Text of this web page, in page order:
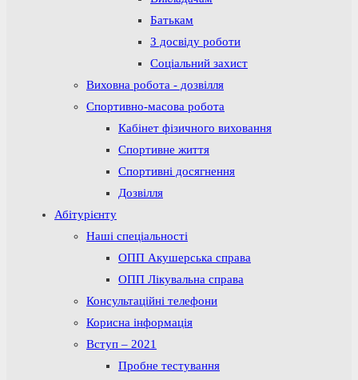
Батькам
З досвіду роботи
Соціальний захист
Виховна робота - дозвілля
Спортивно-масова робота
Кабінет фізичного виховання
Спортивне життя
Спортивні досягнення
Дозвілля
Абітурієнту
Наші спеціальності
ОПП Акушерська справа
ОПП Лікувальна справа
Консультаційні телефони
Корисна інформація
Вступ – 2021
Пробне тестування